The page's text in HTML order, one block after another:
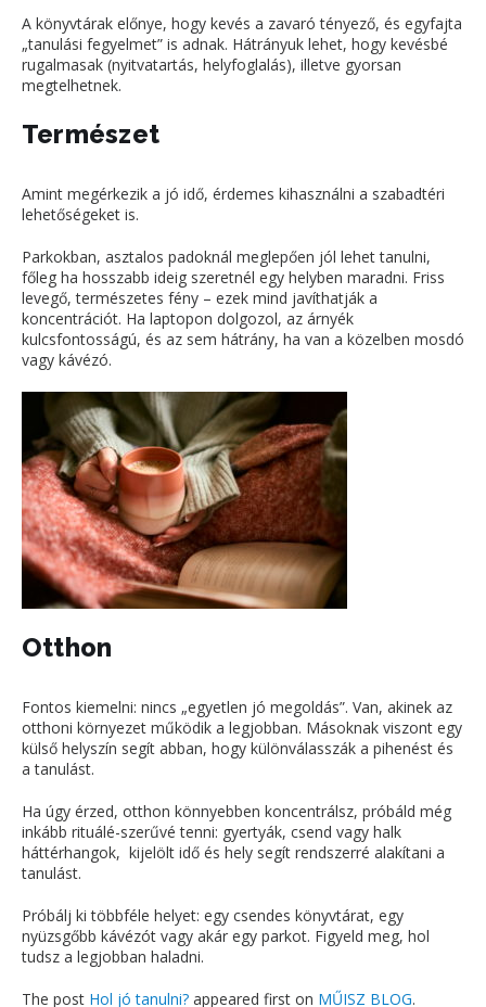
A könyvtárak előnye, hogy kevés a zavaró tényező, és egyfajta
„tanulási fegyelmet” is adnak. Hátrányuk lehet, hogy kevésbé
rugalmasak (nyitvatartás, helyfoglalás), illetve gyorsan
megtelhetnek.
Természet
Amint megérkezik a jó idő, érdemes kihasználni a szabadtéri
lehetőségeket is.
Parkokban, asztalos padoknál meglepően jól lehet tanulni,
főleg ha hosszabb ideig szeretnél egy helyben maradni. Friss
levegő, természetes fény – ezek mind javíthatják a
koncentrációt. Ha laptopon dolgozol, az árnyék
kulcsfontosságú, és az sem hátrány, ha van a közelben mosdó
vagy kávézó.
Otthon
Fontos kiemelni: nincs „egyetlen jó megoldás”. Van, akinek az
otthoni környezet működik a legjobban. Másoknak viszont egy
külső helyszín segít abban, hogy különválasszák a pihenést és
a tanulást.
Ha úgy érzed, otthon könnyebben koncentrálsz, próbáld még
inkább rituálé-szerűvé tenni: gyertyák, csend vagy halk
háttérhangok, kijelölt idő és hely segít rendszerré alakítani a
tanulást.
Próbálj ki többféle helyet: egy csendes könyvtárat, egy
nyüzsgőbb kávézót vagy akár egy parkot. Figyeld meg, hol
tudsz a legjobban haladni.
The post Hol jó tanulni? appeared first on MŰISZ BLOG.